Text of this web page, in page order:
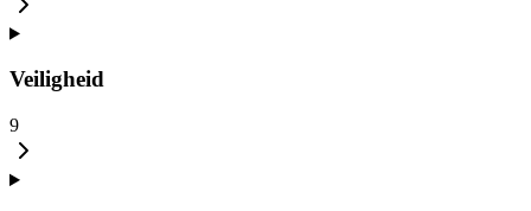
Veiligheid
9